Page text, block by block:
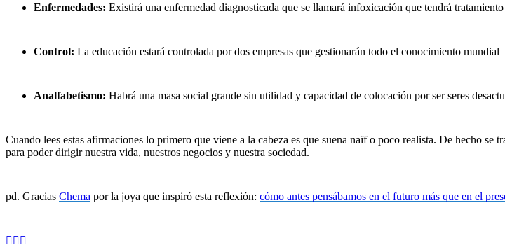
Enfermedades: Existirá una enfermedad diagnosticada que se llamará infoxicación que tendrá
Control: La educación estará controlada por dos empresas que gestionarán todo el conocimiento mundial
Analfabetismo: Habrá una masa social grande sin utilidad y capacidad de colocación por ser seres
Cuando lees estas afirmaciones lo primero que viene a la cabeza es que suena naïf o poco realista. De hecho se
para poder dirigir nuestra vida, nuestros negocios y nuestra sociedad.
pd. Gracias Chema por la joya que inspiró esta reflexión: cómo antes pensábamos en el futuro más que en el